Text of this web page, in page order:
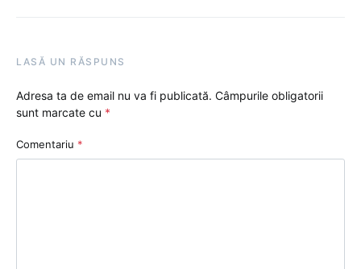
LASĂ UN RĂSPUNS
Adresa ta de email nu va fi publicată. Câmpurile obligatorii
sunt marcate cu *
Comentariu *